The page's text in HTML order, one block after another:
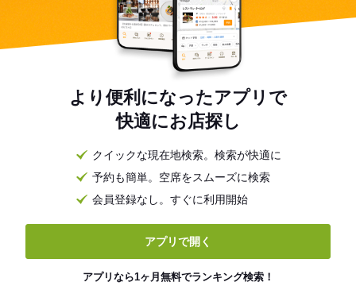
より便利になったアプリで
快適にお店探し
クイックな現在地検索。検索が快適に
予約も簡単。空席をスムーズに検索
会員登録なし。すぐに利用開始
アプリで開く
アプリなら1ヶ月無料でランキング検索！